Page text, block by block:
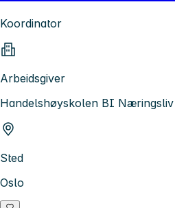
Koordinator
Arbeidsgiver
Handelshøyskolen BI
Sted
Oslo